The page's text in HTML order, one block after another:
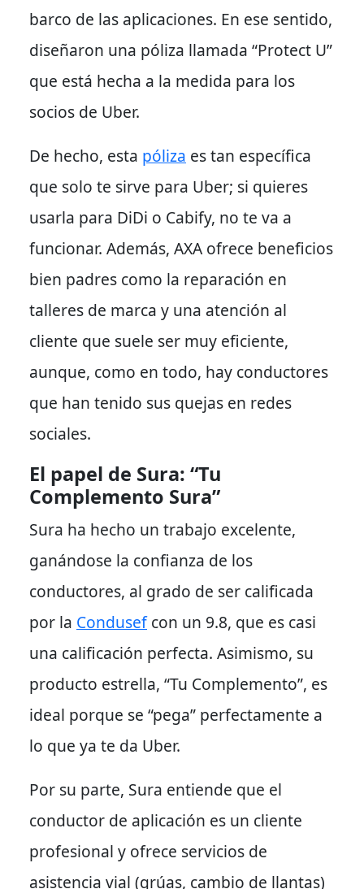
barco de las aplicaciones. En ese sentido,
diseñaron una póliza llamada “Protect U”
que está hecha a la medida para los
socios de Uber.
De hecho, esta póliza es tan específica
que solo te sirve para Uber; si quieres
usarla para DiDi o Cabify, no te va a
funcionar. Además, AXA ofrece beneficios
bien padres como la reparación en
talleres de marca y una atención al
cliente que suele ser muy eficiente,
aunque, como en todo, hay conductores
que han tenido sus quejas en redes
sociales.
El papel de Sura: “Tu
Complemento Sura”
Sura ha hecho un trabajo excelente,
ganándose la confianza de los
conductores, al grado de ser calificada
por la Condusefcon un 9.8, que es casi
una calificación perfecta. Asimismo, su
producto estrella, “Tu Complemento”, es
ideal porque se “pega” perfectamente a
lo que ya te da Uber.
Por su parte, Sura entiende que el
conductor de aplicación es un cliente
profesional y ofrece servicios de
asistencia vial (grúas, cambio de llantas)